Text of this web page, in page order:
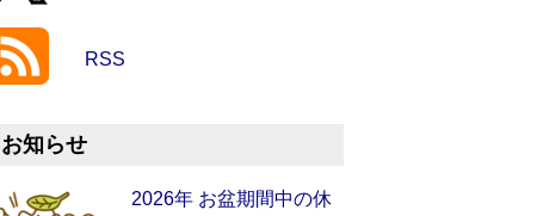
RSS
お知らせ
2026年 お盆期間中の休